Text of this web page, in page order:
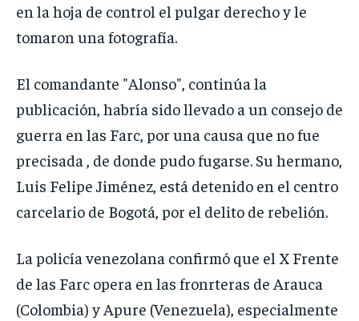
en la hoja de control el pulgar derecho y le
tomaron una fotografía.
El comandante "Alonso", continúa la
publicación, habría sido llevado a un consejo de
guerra en las Farc, por una causa que no fue
precisada , de donde pudo fugarse. Su hermano,
Luis Felipe Jiménez, está detenido en el centro
carcelario de Bogotá, por el delito de rebelión.
La policía venezolana confirmó que el X Frente
de las Farc opera en las fronrteras de Arauca
(Colombia) y Apure (Venezuela), especialmente